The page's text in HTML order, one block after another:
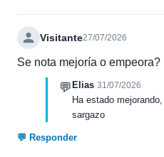
Visitante27/07/2026
Se nota mejoría o empeora?
💬 Elias 31/07/2026
Ha estado
sargazo
💬 Responder